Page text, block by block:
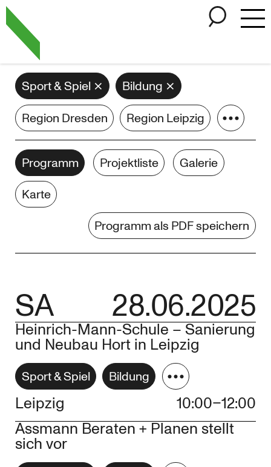
Zum Hauptinhalt springen
Filter by Categories
Sport & Spiel
Bildung
Region Dresden
Region Leipzig
Sortieroptionen
Programm Projektliste
Galerie
Karte
Programm als PDF speichern
SA 28.06.2025
Heinrich-Mann-Schule – Sanierung
und Neubau Hort in Leipzig
Sport & Spiel Bildung
Leipzig
10:00–12:00
Assmann Beraten + Planen stellt
sich vor
Cookie-Einstellungen